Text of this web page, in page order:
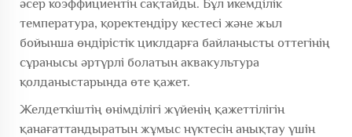
әсер коэффициентін сақтайды. Бұл икемділік
температура, қоректендіру кестесі және жыл
бойынша өндірістік циклдарға байланысты оттегінің
сұранысы әртүрлі болатын аквакультура
қолданыстарында өте қажет.
Желдеткіштің өнімділігі жүйенің қажеттілігін
қанағаттандыратын жұмыс нүктесін анықтау үшін